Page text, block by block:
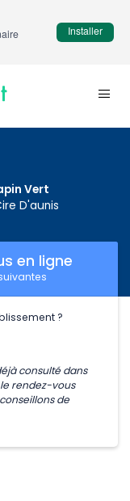
Vert
D'aunis
en ligne
?
consulté dans
le rendez-vous
de
Installer